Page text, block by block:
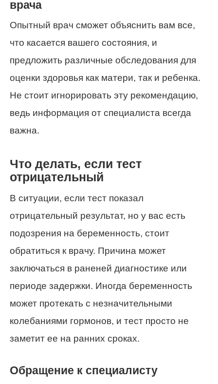
врача
Опытный врач сможет объяснить вам все,
что касается вашего состояния, и
предложить различные обследования для
оценки здоровья как матери, так и ребенка.
Не стоит игнорировать эту рекомендацию,
ведь информация от специалиста всегда
важна.
Что делать, если тест
отрицательный
В ситуации, если тест показал
отрицательный результат, но у вас есть
подозрения на беременность, стоит
обратиться к врачу. Причина может
заключаться в раненей диагностике или
периоде задержки. Иногда беременность
может протекать с незначительными
колебаниями гормонов, и тест просто не
заметит ее на ранних сроках.
Обращение к специалисту